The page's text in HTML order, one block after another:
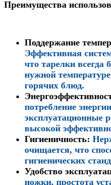
Преимущества
Поддержание
Эффективная
что тарелки всегда
нужной
горячих блюд.
потребление
эксплуатационные
высокой
Гигиеничность:
очищается, что
гигиенических
Удобство
ножки, простота